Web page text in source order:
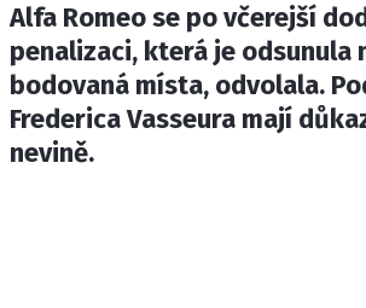
Provozovatelem serveru
INCORP MEDIA GROUP s.r.o.,
Alfa Romeo se po včerejší
penalizaci, která je odsunula
bodovaná místa, odvolala.
Frederica Vasseura mají
nevině.